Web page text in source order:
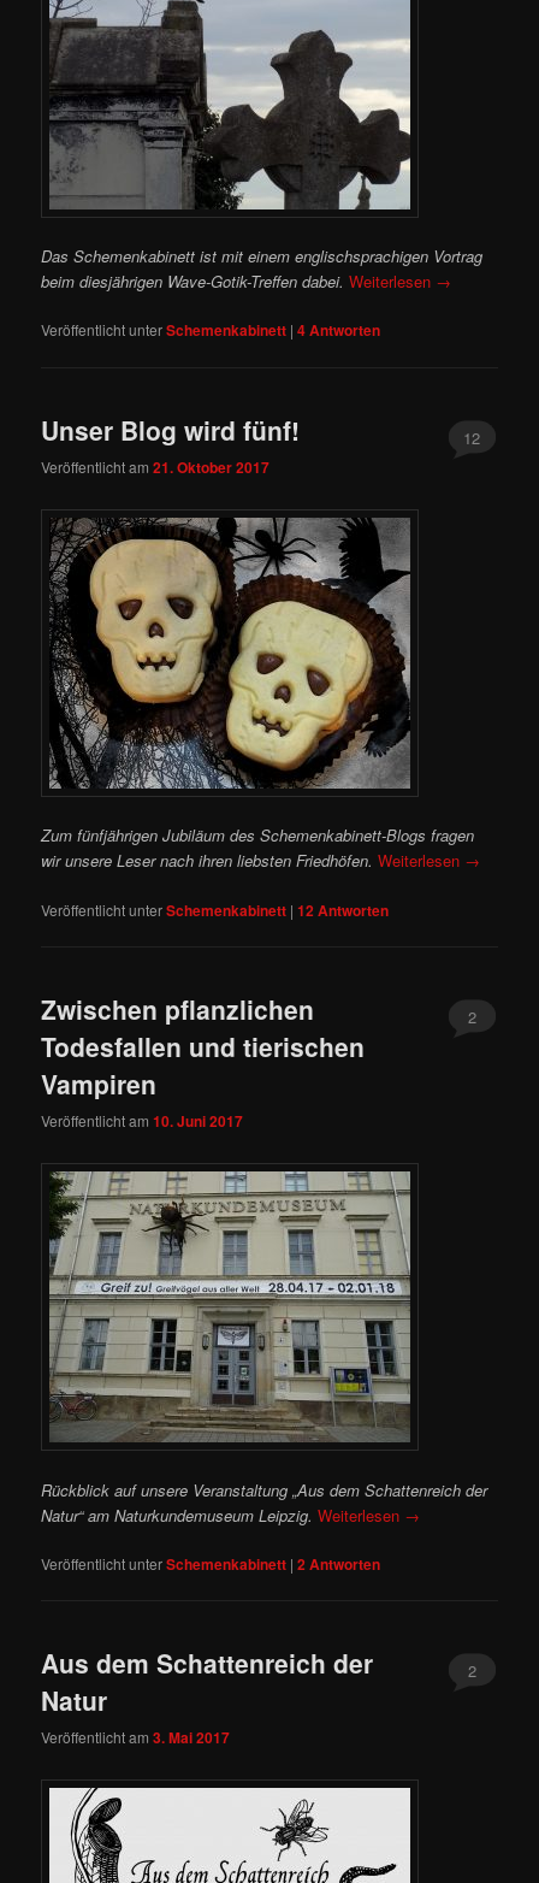
Das Schemenkabinett ist mit einem englischsprachigen Vortrag
beim diesjährigen Wave-Gotik-Treffen dabei. Weiterlesen →
Veröffentlicht unterSchemenkabinett |4Antworten
Unser Blog wird fünf!
Veröffentlicht am21. Oktober 2017
12
Zum fünfjährigen Jubiläum des Schemenkabinett-Blogs fragen
wir unsere Leser nach ihren liebsten Friedhöfen. Weiterlesen →
Veröffentlicht unterSchemenkabinett |12 Antworten
Zwischen pflanzlichen
Todesfallen und tierischen
Vampiren
Veröffentlicht am10. Juni 2017
2
Rückblick auf unsere Veranstaltung „Aus dem Schattenreich der
Natur“ am Naturkundemuseum Leipzig. Weiterlesen →
Veröffentlicht unterSchemenkabinett |2Antworten
Aus dem Schattenreich der
Natur
Veröffentlicht am3. Mai 2017
2